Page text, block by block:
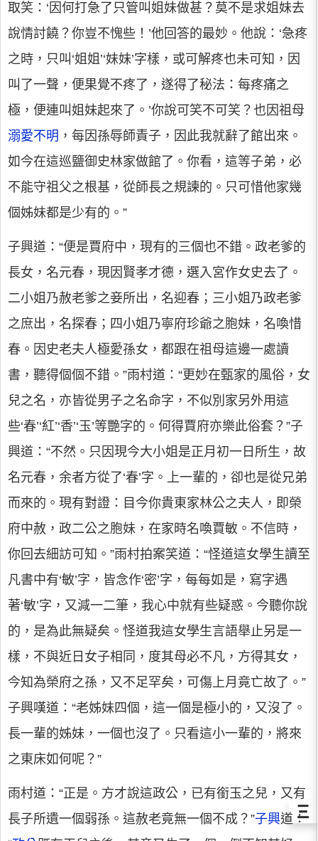
取笑：‘因何打急了只管叫姐妹做甚？莫不是求姐妹去
說情討饒？你豈不愧些！’他回答的最妙。他說：‘急疼
之時，只叫‘姐姐’‘妹妹’字樣，或可解疼也未可知，因
叫了一聲，便果覺不疼了，遂得了秘法：每疼痛之
極，便連叫姐妹起來了。’你說可笑不可笑？也因祖母
溺愛不明 ，每因孫辱師責子，因此我就辭了館出來。
如今在這巡鹽御史林家做館了。你看，這等子弟，必
不能守祖父之根基，從師長之規諫的。只可惜他家幾
個姊妹都是少有的。”
子興道：“便是賈府中，現有的三個也不錯。政老爹的
長女，名元春，現因賢孝才德，選入宮作女史去了。
二小姐乃赦老爹之妾所出，名迎春；三小姐乃政老爹
之庶出，名探春；四小姐乃寧府珍爺之胞妹，名喚惜
春。因史老夫人極愛孫女，都跟在祖母這邊一處讀
書，聽得個個不錯。”雨村道：“更妙在甄家的風俗，女
兒之名，亦皆從男子之名命字，不似別家另外用這
些‘春’‘紅’‘香’‘玉’等艷字的。何得賈府亦樂此俗套？”子
興道：“不然。只因現今大小姐是正月初一日所生，故
名元春，余者方從了‘春’字。上一輩的，卻也是從兄弟
而來的。現有對證：目今你貴東家林公之夫人，即榮
府中赦，政二公之胞妹，在家時名喚賈敏。不信時，
你回去細訪可知。”雨村拍案笑道：“怪道這女學生讀至
凡書中有‘敏’字，皆念作‘密’字，每每如是，寫字遇
著‘敏’字，又減一二筆，我心中就有些疑惑。今聽你說
的，是為此無疑矣。怪道我這女學生言語舉止另是一
樣，不與近日女子相同，度其母必不凡，方得其女，
今知為榮府之孫，又不足罕矣，可傷上月竟亡故了。”
子興嘆道：“老姊妹四個，這一個是極小的，又沒了。
長一輩的姊妹，一個也沒了。只看這小一輩的，將來
之東床如何呢？”
雨村道：“正是。方才說這政公，已有銜玉之兒，又有
長子所遺一個弱孫。這赦老竟無一個不成？”子興道：
Ξ